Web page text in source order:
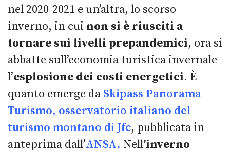
nel 2020-2021 e un’altra, lo scorso
inverno, in cui non si è riusciti a
tornare sui livelli prepandemici, ora si
abbatte sull’economia turistica invernale
l’esplosione dei costi energetici. È
quanto emerge da Skipass Panorama
Turismo, osservatorio italiano del
turismo montano di Jfc, pubblicata in
anteprima dall’ANSA. Nell’inverno